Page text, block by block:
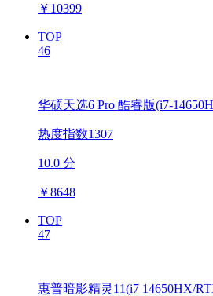
￥ 10399
TOP
46
华硕天选6 Pro 酷睿版(i7-
热度指数1307
10.0 分
￥8648
TOP
47
惠普暗影精灵11(i7 14650HX/